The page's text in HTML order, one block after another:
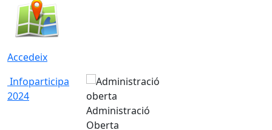
Accedeix
Infoparticipa
2024
Administració
Oberta